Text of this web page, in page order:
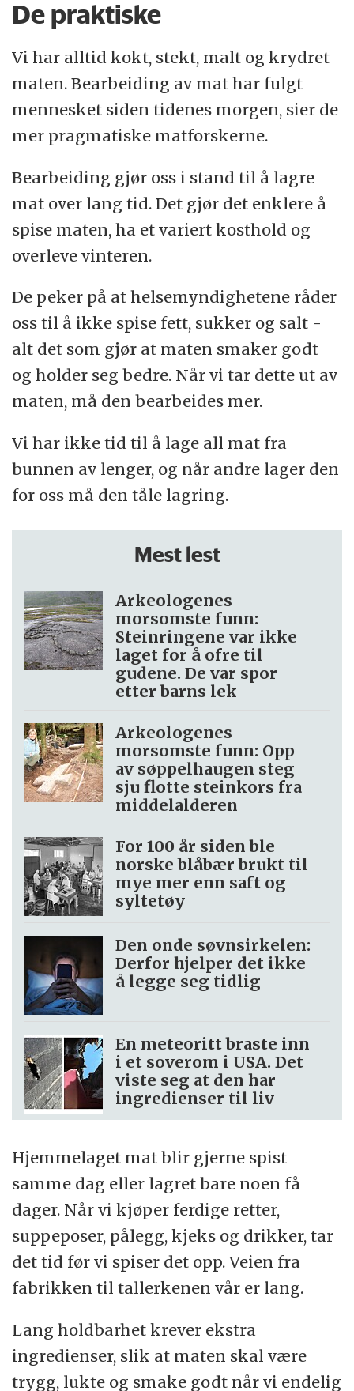
mat, for her er ingrediensene tørket, knust
og tilsatt ulike stoffer.
Mange av ingrediensene er slike vi ville
brukt hjemme: makaroni, tomat, salt,
hvetemel, sukker, skummetmelk, rapsolje
og løk.
I tillegg inneholder toro-suppen
maisstivelse. Noen av oss putter også det i
suppen hjemme, for å tykne suppen.
Menaroma bruker vi ikke hjemme. Det kan
være tomataroma eller noe annet. Aroma
kan være laget av naturlige ingredienser
eller framstilt kunstig, men akkurat hva
som er tilsatt denne posen, er ikke oppgitt.
I tillegg er det gjærekstrakti posen. Gjær er
sopp og er satt til for å forsterke smaken.
Det er også tilsatt fargestoff
De praktiske
Vi har alltid kokt, stekt, malt og krydret
maten. Bearbeiding av mat har fulgt
mennesket siden tidenes morgen, sier de
mer pragmatiske matforskerne.
Bearbeiding gjør oss i stand til å lagre
mat over lang tid. Det gjør det enklere å
spise maten, ha et variert kosthold og
overleve vinteren.
De peker på at helsemyndighetene råder
oss til å ikke spise fett, sukker og salt -
alt det som gjør at maten smaker godt
og holder seg bedre. Når vi tar dette ut av
maten, må den bearbeides mer.
Vi har ikke tid til å lage all mat fra
bunnen av lenger, og når andre lager den
for oss må den tåle lagring.
Mest lest
Arkeologenes
morsomste funn:
Steinringene var ikke
laget for å ofre til
gudene. De var spor
etter barns lek
Arkeologenes
morsomste funn: Opp
av søppel­haugen steg
sju flotte steinkors fra
middelalderen
For 100 år siden ble
norske blåbær brukt til
mye mer enn saft og
syltetøy
Den onde søvnsirkelen:
Derfor hjelper det ikke
å legge seg tidlig
En meteoritt braste inn
i et soverom i USA. Det
viste seg at den har
ingredienser til liv
Hjemmelaget mat blir gjerne spist
samme dag eller lagret bare noen få
dager. Når vi kjøper ferdige retter,
suppeposer, pålegg, kjeks og drikker, tar
det tid før vi spiser det opp. Veien fra
fabrikken til tallerkenen vår er lang.
Lang holdbarhet krever ekstra
ingredienser, slik at maten skal være
trygg, lukte og smake godt når vi endelig